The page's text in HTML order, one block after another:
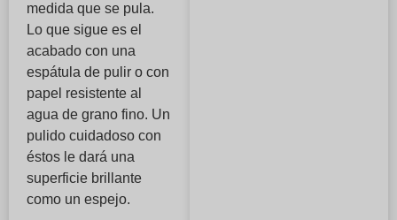
medida que se pula.
Lo que sigue es el
acabado con una
espátula de pulir o con
papel resistente al
agua de grano fino. Un
pulido cuidadoso con
éstos le dará una
superficie brillante
como un espejo.